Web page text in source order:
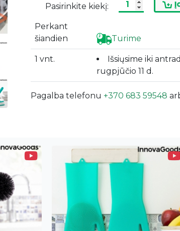
Next
Pasirinkite kiekį:
Perkant
šiandien
Turime
1 vnt.
Išsiųsime iki
rugpjūčio 11 d.
Pagalba telefonu +370 683 59548